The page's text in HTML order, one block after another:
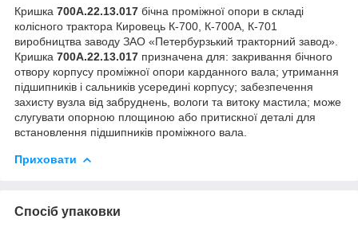
Кришка 700А.22.13.017 бічна проміжної опори в складі
колісного трактора Кировець К-700, К-700А, К-701
виробництва заводу ЗАО «Петербурзький тракторний завод».
Кришка 700А.22.13.017 призначена для: закривання бічного
отвору корпусу проміжної опори карданного вала; утримання
підшипників і сальників усередині корпусу; забезпечення
захисту вузла від забруднень, вологи та витоку мастила; може
слугувати опорною площиною або притискної деталі для
встановлення підшипників проміжного вала.
Приховати
Спосіб упаковки